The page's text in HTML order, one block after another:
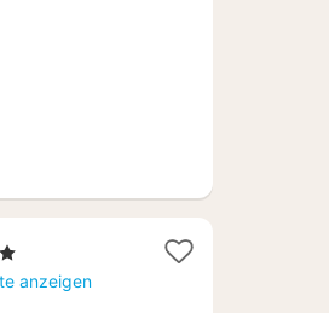
anzeigen